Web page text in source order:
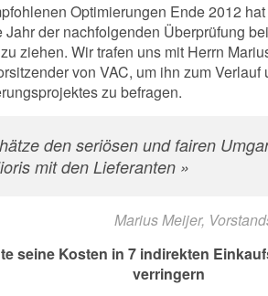
Optimierungen Ende 2012
Jahr der nachfolgenden Überprüfung
ziehen. Wir trafen uns mit Herrn
von VAC, um ihn zum
zu befragen.
den seriösen und fairen
mit den Lieferanten »
Marius Meijer,
seine Kosten in 7 indirekten
verringern